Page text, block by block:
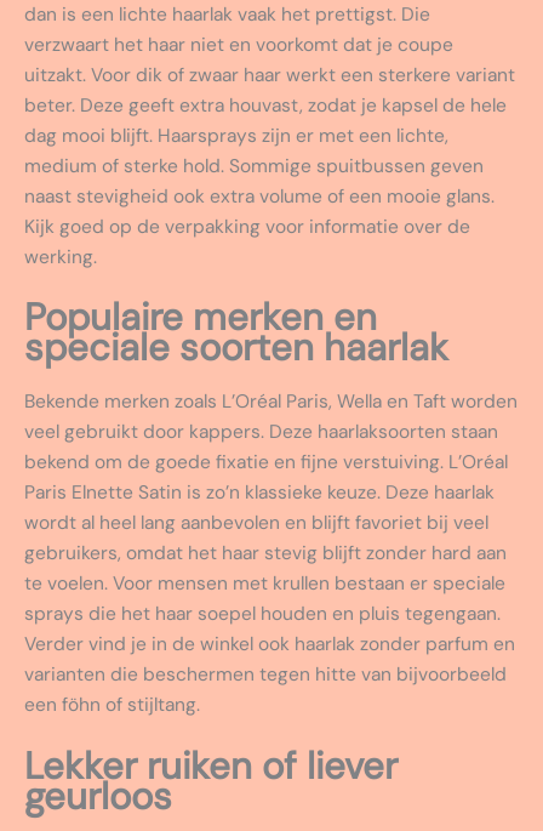
dan is een lichte haarlak vaak het prettigst. Die
verzwaart het haar niet en voorkomt dat je coupe
uitzakt. Voor dik of zwaar haar werkt een sterkere variant
beter. Deze geeft extra houvast, zodat je kapsel de hele
dag mooi blijft. Haarsprays zijn er met een lichte,
medium of sterke hold. Sommige spuitbussen geven
naast stevigheid ook extra volume of een mooie glans.
Kijk goed op de verpakking voor informatie over de
werking.
Populaire merken en
speciale soorten haarlak
Bekende merken zoals L’Oréal Paris, Wella en Taft worden
veel gebruikt door kappers. Deze haarlaksoorten staan
bekend om de goede fixatie en fijne verstuiving. L’Oréal
Paris Elnette Satin is zo’n klassieke keuze. Deze haarlak
wordt al heel lang aanbevolen en blijft favoriet bij veel
gebruikers, omdat het haar stevig blijft zonder hard aan
te voelen. Voor mensen met krullen bestaan er speciale
sprays die het haar soepel houden en pluis tegengaan.
Verder vind je in de winkel ook haarlak zonder parfum en
varianten die beschermen tegen hitte van bijvoorbeeld
een föhn of stijltang.
Lekker ruiken of liever
geurloos